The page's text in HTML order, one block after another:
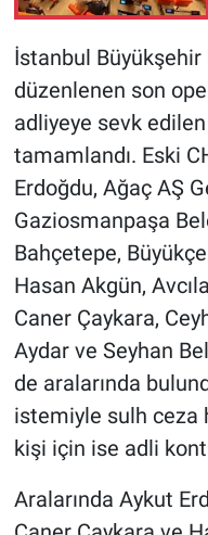
İstanbul
düzenlenen son
adliyeye sevk
tamamlandı. Eski
Erdoğdu, Ağaç AŞ
Gaziosmanpaşa
Bahçetepe,
Hasan Akgün,
Caner Çaykara,
Aydar ve Seyhan
de aralarında
istemiyle sulh ceza
kişi için ise adli
Aralarında Aykut
Kimdir
Koronavirüs
Kültür Sanat
Ne demişti
Nedir
Popüler
Programlar
Sağlık
Spor
Teknoloji